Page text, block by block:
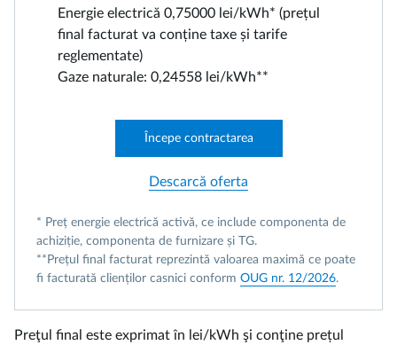
Energie electrică 0,75000 lei/kWh* (prețul
final facturat va conține taxe și tarife
reglementate)
Gaze naturale: 0,24558 lei/kWh**
Începe contractarea
Descarcă oferta
* Preț energie electrică activă, ce include componenta de
achiziție, componenta de furnizare și TG.
**Prețul final facturat reprezintă valoarea maximă ce poate
fi facturată clienților casnici conform OUG nr. 12/2026.
Preţul final este exprimat în lei/kWh şi conţine prețul